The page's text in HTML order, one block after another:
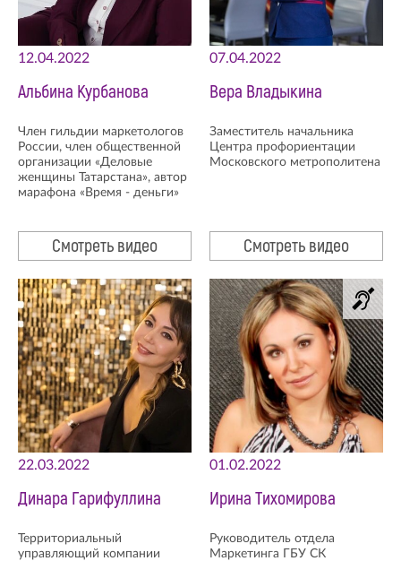
12.04.2022
Альбина Курбанова
Член гильдии маркетологов
России, член общественной
организации «Деловые
женщины Татарстана», автор
марафона «Время - деньги»
Смотреть видео
07.04.2022
Вера Владыкина
Заместитель начальника
Центра профориентации
Московского метрополитена
Смотреть видео
22.03.2022
Динара Гарифуллина
Территориальный
управляющий компании
01.02.2022
Ирина Тихомирова
Руководитель отдела
Маркетинга ГБУ СК